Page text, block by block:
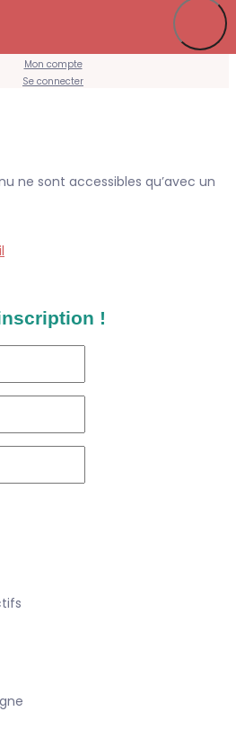
Mon compte
Se connecter
ne sont accessibles qu’avec un
!